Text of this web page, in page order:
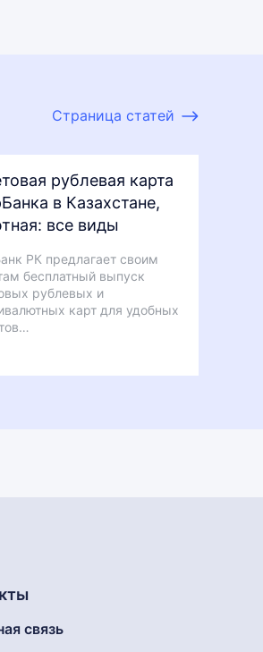
Страница статей
рублевая карта
в Казахстане,
все виды
РК предлагает своим
бесплатный выпуск
рублевых и
карт для удобных
связь